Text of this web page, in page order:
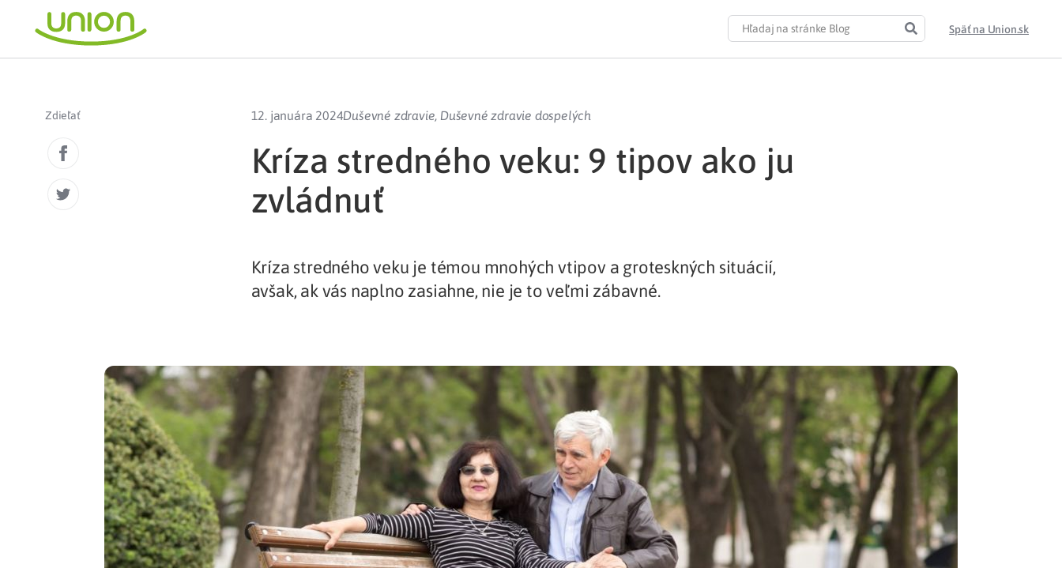
Späť na Union.sk
Zdieľať 12. januára 2024Duševné zdravie, Duševné zdravie dospelých
Kríza stredného veku: 9 tipov ako ju
zvládnuť
Kríza stredného veku je témou mnohých vtipov a groteskných situácií,
avšak, ak vás naplno zasiahne, nie je to veľmi zábavné.